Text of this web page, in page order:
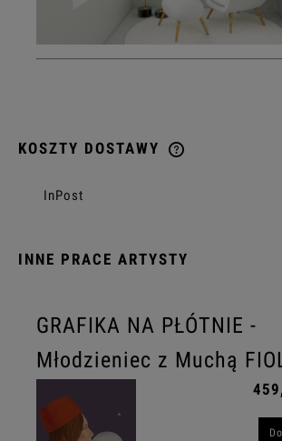
KOSZTY DOSTAWY
InPost
INNE PRACE ARTYSTY
GRAFIKA NA PŁÓTNIE -
Młodzieniec z Muchą